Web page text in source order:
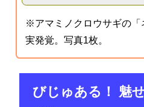
※アマミノクロウサギの「
実発覚。写真1枚。
びじゅある！ 魅